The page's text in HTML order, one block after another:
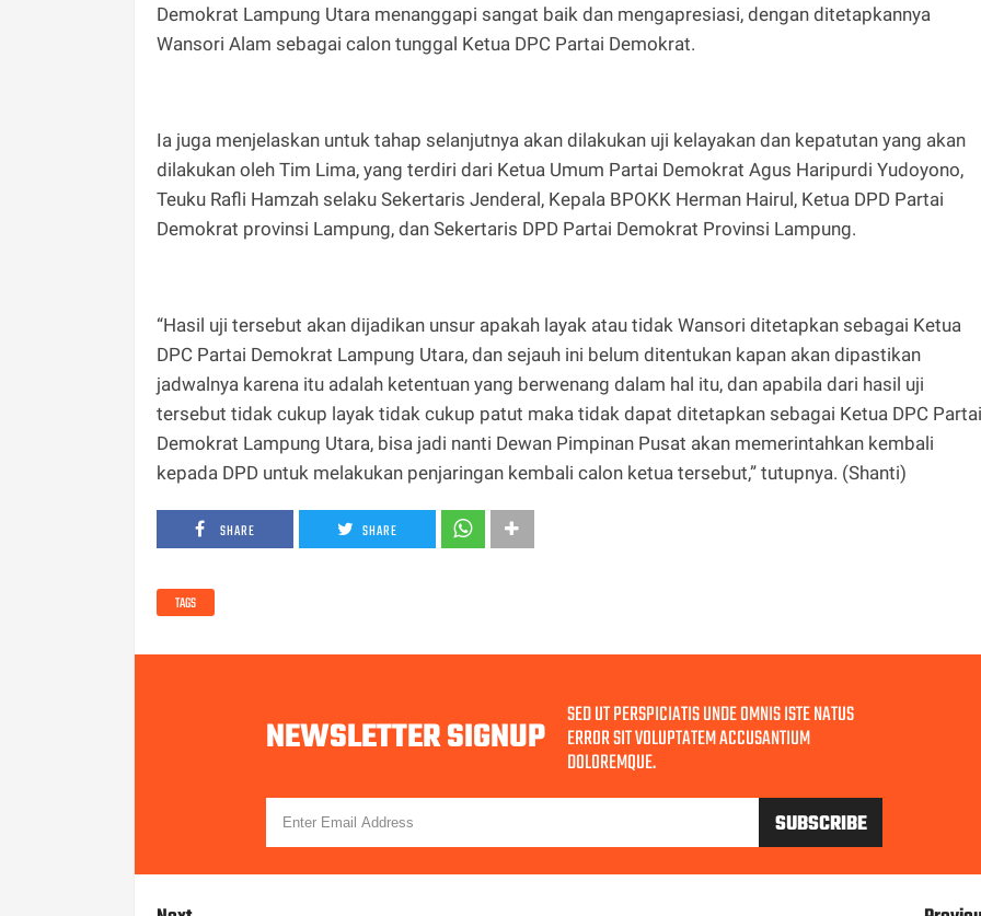
Demokrat Lampung Utara menanggapi sangat baik dan mengapresiasi, dengan ditetapkannya
Wansori Alam sebagai calon tunggal Ketua DPC Partai Demokrat.
Ia juga menjelaskan untuk tahap selanjutnya akan dilakukan uji kelayakan dan kepatutan yang akan
dilakukan oleh Tim Lima, yang terdiri dari Ketua Umum Partai Demokrat Agus Haripurdi Yudoyono,
Teuku Rafli Hamzah selaku Sekertaris Jenderal, Kepala BPOKK Herman Hairul, Ketua DPD Partai
Demokrat provinsi Lampung, dan Sekertaris DPD Partai Demokrat Provinsi Lampung.
“Hasil uji tersebut akan dijadikan unsur apakah layak atau tidak Wansori ditetapkan sebagai Ketua
DPC Partai Demokrat Lampung Utara, dan sejauh ini belum ditentukan kapan akan dipastikan
jadwalnya karena itu adalah ketentuan yang berwenang dalam hal itu, dan apabila dari hasil uji
tersebut tidak cukup layak tidak cukup patut maka tidak dapat ditetapkan sebagai Ketua DPC Partai
Demokrat Lampung Utara, bisa jadi nanti Dewan Pimpinan Pusat akan memerintahkan kembali
kepada DPD untuk melakukan penjaringan kembali calon ketua tersebut,” tutupnya. (Shanti)
SHARE SHARE
TAGS
NEWSLETTER SIGNUP SED UT PERSPICIATIS UNDE OMNIS ISTE NATUS
ERROR SIT VOLUPTATEM ACCUSANTIUM
DOLOREMQUE.